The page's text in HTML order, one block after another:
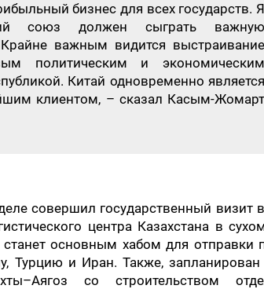
бизнес для всех государств. Я
союз должен сыграть важную
важным видится выстраивание
политическим и экономическим
Китай одновременно является
клиентом, – сказал Касым-Жомарт
совершил государственный визит
центра Казахстана в
основным хабом для отправки
Турцию и Иран. Также, запланирован
со строительством